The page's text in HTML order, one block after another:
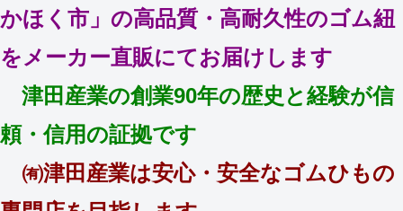
かほく市」の高品質・高耐久性のゴム紐
をメーカー直販にてお届けします
津田産業の創業90年の歴史と経験が信
頼・信用の証拠です
㈲津田産業は安心・安全なゴムひもの